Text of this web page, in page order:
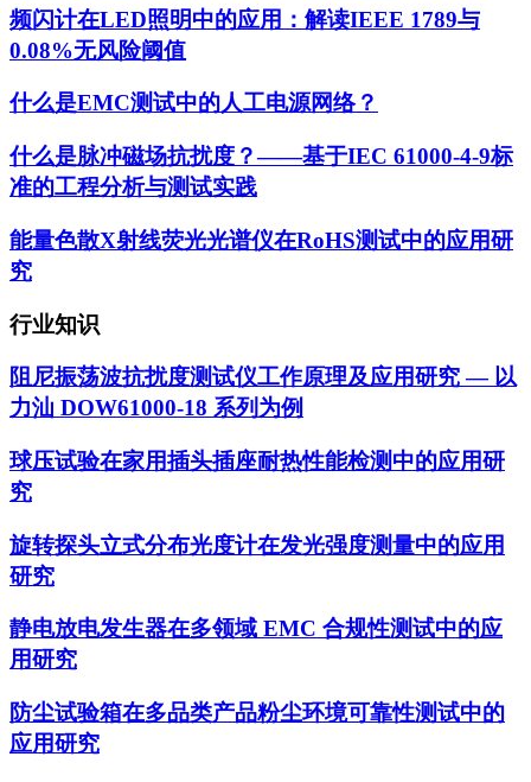
频闪计在LED照明中的应用：解读IEEE 1789与
0.08%无风险阈值
什么是EMC测试中的人工电源网络？
什么是脉冲磁场抗扰度？——基于IEC 61000-4-9标
准的工程分析与测试实践
能量色散X射线荧光光谱仪在RoHS测试中的应用研
究
行业知识
阻尼振荡波抗扰度测试仪工作原理及应用研究 — 以
力汕 DOW61000-18 系列为例
球压试验在家用插头插座耐热性能检测中的应用研
究
旋转探头立式分布光度计在发光强度测量中的应用
研究
静电放电发生器在多领域 EMC 合规性测试中的应
用研究
防尘试验箱在多品类产品粉尘环境可靠性测试中的
应用研究